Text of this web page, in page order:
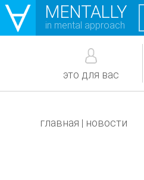
MENTALLY
in mental approach
это для вас
главная | новости